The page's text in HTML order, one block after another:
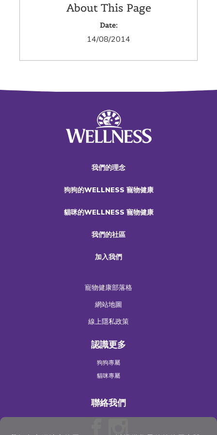
About This Page
Date:
14/08/2014
我們的理念
狗狗的WELLNESS 寵物健康
貓咪的WELLNESS 寵物健康
我們的社區
加入我們
寵物健康部落格
網站地圖
線上隱私政策
認識更多
狗狗專屬
貓咪專屬
聯絡我們